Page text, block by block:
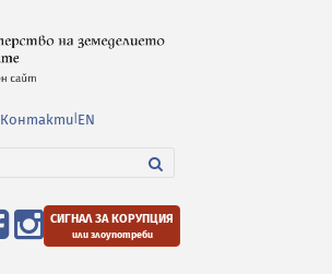
Контакти EN
СИГНАЛ ЗА КОРУПЦИЯ
или злоупотреби